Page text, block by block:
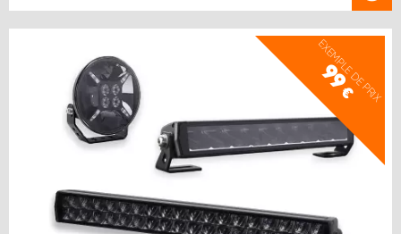
EXEMPLE DE PRIX
99
€